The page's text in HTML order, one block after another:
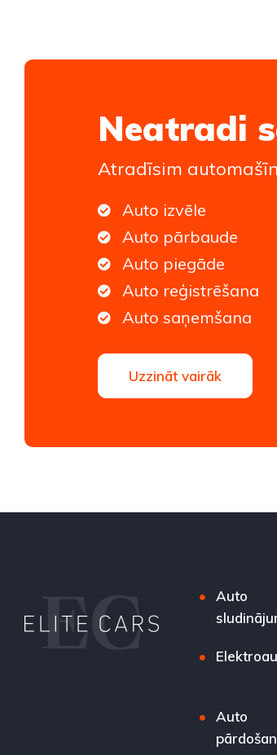
Neatradi
Atradīsim
Auto izvēle
Auto pārbaude
Auto piegāde
Auto reģistrēšana
Auto saņemšana
Uzzināt vairāk
Auto
Auto